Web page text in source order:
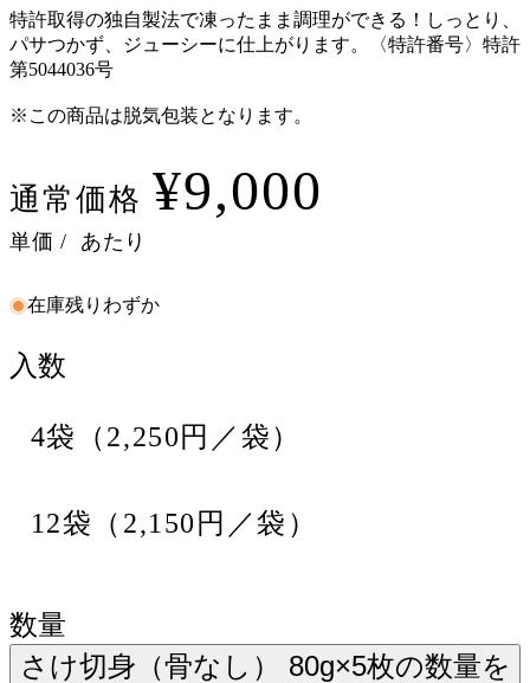
特許取得の独自製法で凍ったまま調理ができる！しっとり、
パサつかず、ジューシーに仕上がります。〈特許番号〉特許
第5044036号
※この商品は脱気包装となります。
通常価格 ¥9,000
単価 / あたり
在庫残りわずか
入数
4袋（2,250円／袋）
12袋（2,150円／袋）
数量
さけ切身（骨なし） 80g×5枚の数量を